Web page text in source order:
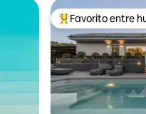
Favorito entre
Favorito entre